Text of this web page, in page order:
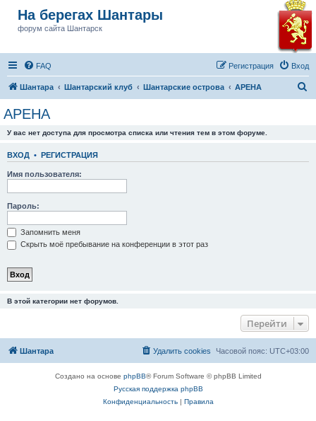
На берегах Шантары
форум сайта Шантарск
FAQ Вход
Регистрация
Шантара Шантарский клуб Шантарские острова АРЕНА
АРЕНА
У вас нет доступа для просмотра списка или чтения тем в этом форуме.
ВХОД • РЕГИСТРАЦИЯ
Имя пользователя:
Пароль:
Запомнить меня
Скрыть моё пребывание на конференции в этот раз
В этой категории нет форумов.
Перейти
Шантара Часовой пояс: UTC+03:00
Удалить cookies
Создано на основе phpBB® Forum Software © phpBB Limited
Русская поддержка phpBB
Конфиденциальность| Правила